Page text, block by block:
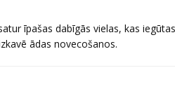
īpašas dabīgās vielas, kas
ādas novecošanos.